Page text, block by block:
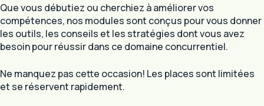
Que vous débutiez ou cherchiez à améliorer vos
compétences, nos modules sont conçus pour vous donner
les outils, les conseils et les stratégies dont vous avez
besoin pour réussir dans ce domaine concurrentiel.
Ne manquez pas cette occasion! Les places sont limitées
et se réservent rapidement.